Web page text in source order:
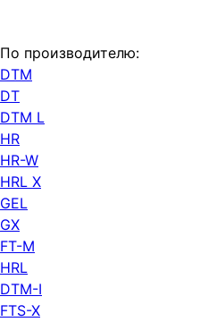
По производителю:
DTM
DT
DTM L
HR
HR-W
HRL X
GEL
GX
FT-M
HRL
DTM-I
FTS-X